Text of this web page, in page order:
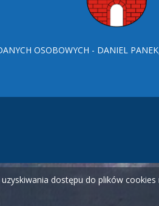
OSOBOWYCH - DANIEL
dostępu do plików